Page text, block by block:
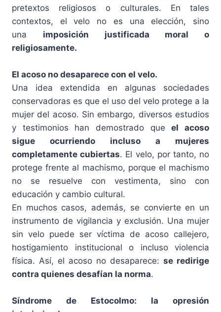
pretextos religiosos o culturales. En tales
contextos, el velo no es una elección, sino
una imposición justificada moral o
religiosamente.
El acoso no desaparece con el velo.
Una idea extendida en algunas sociedades
conservadoras es que el uso del velo protege a la
mujer del acoso. Sin embargo, diversos estudios
y testimonios han demostrado queel acoso
sigue ocurriendo incluso a mujeres
completamente cubiertas. El velo, por tanto, no
protege frente al machismo, porque el machismo
no se resuelve con vestimenta, sino con
educación y cambio cultural.
En muchos casos, además, se convierte en un
instrumento de vigilancia y exclusión. Una mujer
sin velo puede ser víctima de acoso callejero,
hostigamiento institucional o incluso violencia
física. Así, el acoso no desaparece: se redirige
contra quienes desafían la norma.
Síndrome de Estocolmo: la opresión